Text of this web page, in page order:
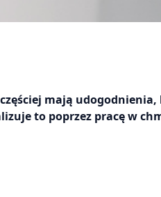
mają
to poprzez pracę w